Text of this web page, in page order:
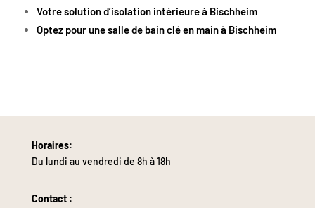
Votre solution d’isolation intérieure à Bischheim
Optez pour une salle de bain clé en main à Bischheim
Horaires:
Du lundi au vendredi de 8h à 18h
Contact :